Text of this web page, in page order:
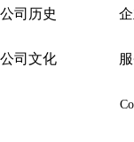
公司历史
公司文化